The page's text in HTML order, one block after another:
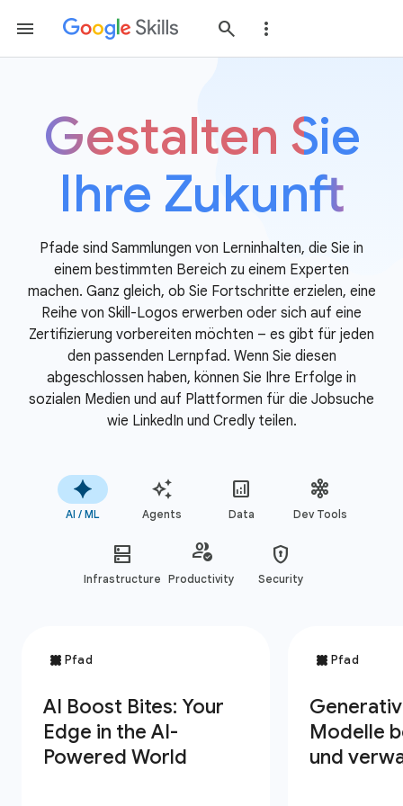
Gestalten Sie
Ihre Zukunft
Pfade sind Sammlungen von Lerninhalten, die Sie in
einem bestimmten Bereich zu einem Experten
machen. Ganz gleich, ob Sie Fortschritte erzielen, eine
Reihe von Skill-Logos erwerben oder sich auf eine
Zertifizierung vorbereiten möchten – es gibt für jeden
den passenden Lernpfad. Wenn Sie diesen
abgeschlossen haben, können Sie Ihre Erfolge in
sozialen Medien und auf Plattformen für die Jobsuche
wie LinkedIn und Credly teilen.
AI / ML Agents Data Dev Tools
Infrastructure Productivity Security